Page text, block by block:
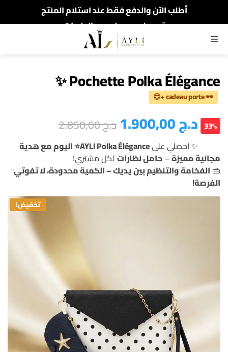
أطلب الآن والدفع فقط عند استلام المنتج
توصيل سريع لجميع الولايات
تخفيظات العام الجديد تصل 49%
القائمة
Pochette Polka Élégance ✨
🕶️ cadeau porte +😍
د.ج د.ج2.850,00 33%
✨ احصلي على
AYLI Polka Élégance⭐️ اليوم مع هدية
مجانية مميزة–حامل نظاراتلكل مشتري!
👜 الفخامة والتنظيم بين يديك – الكمية محدودة، لا تفوتي
الفرصة!
تخفيض!